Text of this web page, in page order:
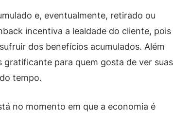
e, eventualmente, retirado ou
incentiva a lealdade do cliente, pois
dos benefícios acumulados. Além
gratificante para quem gosta de ver suas
tempo.
no momento em que a economia é